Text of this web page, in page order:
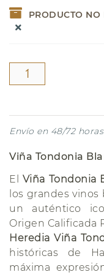
PRODUCTO NO
Envío en 48/72 horas
Viña Tondonia
El Viña Tondonia
los grandes
un auténtico
Origen Calificada
Heredia Viña
históricas de
máxima